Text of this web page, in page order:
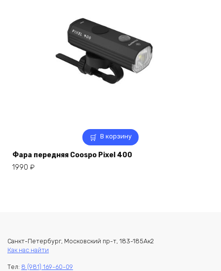
В корзину
Фара передняя Coospo Pixel 400
1990 ₽
Санкт-Петербург, Московский пр-т, 183-185Ак2
Как нас найти
Тел: 8 (981) 169-60-09